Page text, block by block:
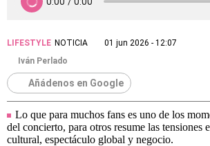
LIFESTYLE NOTICIA
01 jun 2026 - 12:07
Iván Perlado
Añádenos en Google
Lo que para muchos fans es uno de los
del concierto, para otros resume las tensiones
cultural, espectáculo global y negocio.